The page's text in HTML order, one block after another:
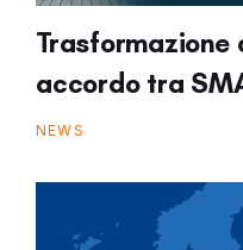
accordo tra
NEWS